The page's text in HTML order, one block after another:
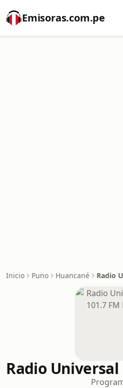
Emisoras.com.pe
Inicio Puno Huancané Radio
Radio Universal